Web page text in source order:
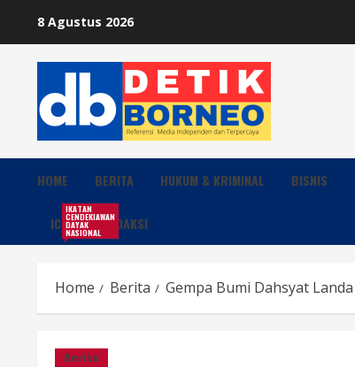
content
8 Agustus 2026
HOME BERITA HUKUM & KRIMINAL BISNIS
ICDN
IKATAN
CENDEKIAWAN
DAYAK
NASIONALREDAKSI
Home Berita Gempa Bumi Dahsyat
Berita